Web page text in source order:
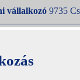
vállalkozó 9735